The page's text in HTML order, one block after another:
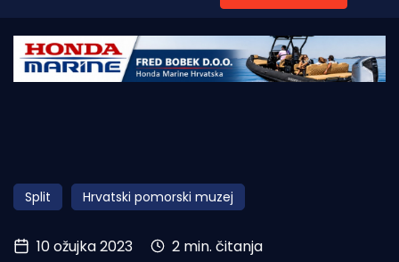
Početna
Obala
Otoci
Turizam i nautika
Split Hrvatski pomorski muzej
10 ožujka 2023 2 min. čitanja